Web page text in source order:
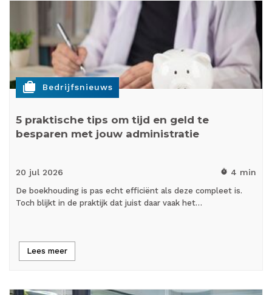
cases Bedrijfsnieuws
5 praktische tips om tijd en geld te
besparen met jouw administratie
20 jul 2026 timer 4 min
De boekhouding is pas echt efficiënt als deze compleet is.
Toch blijkt in de praktijk dat juist daar vaak het…
Lees meer